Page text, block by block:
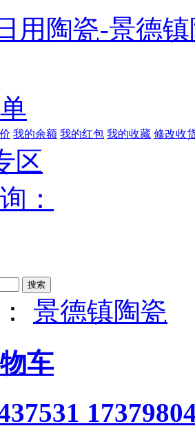
用陶瓷-景德
我的余额 我的红包 我的收藏 修改收
区
：
搜索
景德镇陶瓷
车